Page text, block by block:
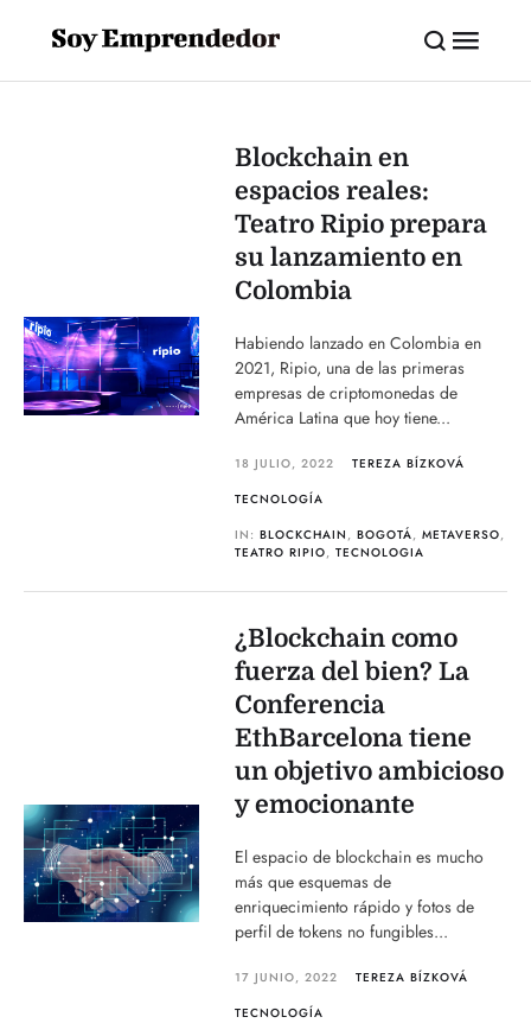
Blockchain en
espacios reales:
Teatro Ripio prepara
su lanzamiento en
Colombia
Habiendo lanzado en Colombia en
2021, Ripio, una de las primeras
empresas de criptomonedas de
América Latina que hoy tiene...
18 JULIO, 2022
TEREZA BÍZKOVÁ
TECNOLOGÍA
IN:BLOCKCHAIN ,BOGOTÁ,METAVERSO,
TEATRO RIPIO,TECNOLOGIA
¿Blockchain como
fuerza del bien? La
Conferencia
EthBarcelona tiene
un objetivo ambicioso
y emocionante
El espacio de blockchain es mucho
más que esquemas de
enriquecimiento rápido y fotos de
perfil de tokens no fungibles...
17 JUNIO, 2022
TEREZA BÍZKOVÁ
TECNOLOGÍA